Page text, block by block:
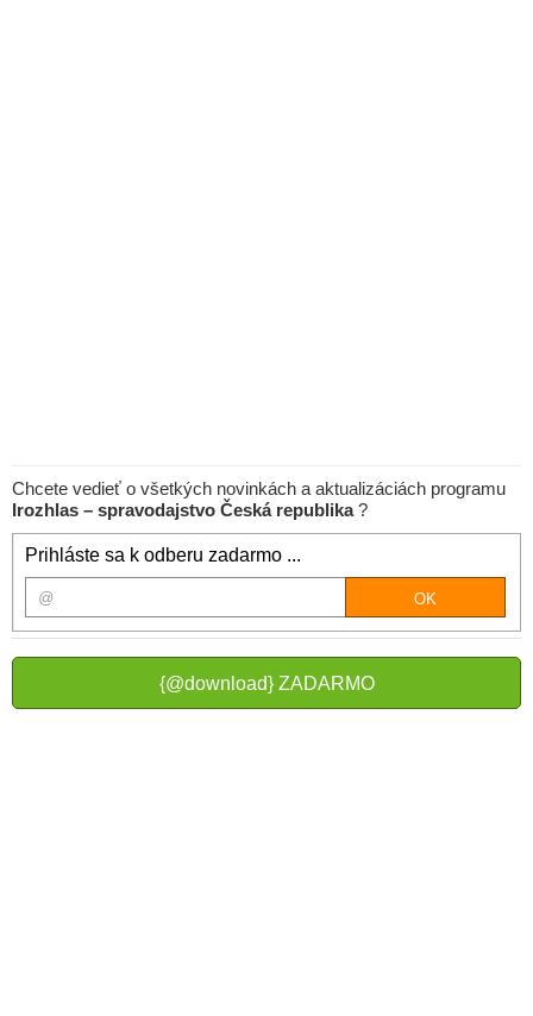
Chcete vedieť o všetkých novinkách a aktualizáciách programu
Irozhlas – spravodajstvo Česká republika?
Prihláste sa k odberu zadarmo ...
{@download} ZADARMO